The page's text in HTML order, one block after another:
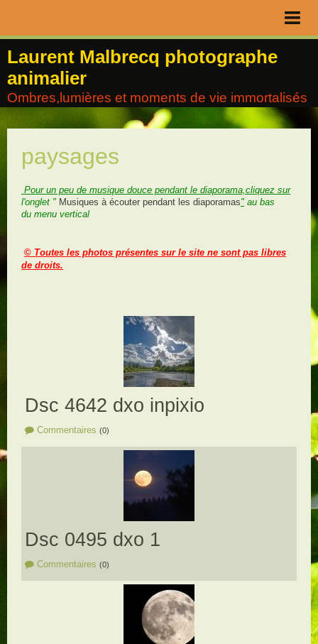
Page d'accueil
Livre d'or
Contact
Album
Agenda
Blog
Laurent Malbrecq photographe
animalier
Ombres,lumières et moments de vie immortalisés
paysages
Pour un peu de musique douce pendant le diaporama,cliquez sur
l'onglet " Musiques à écouter pendant les diaporamas" au bas
du menu vertical
© Toutes les photos présentes sur le site ne sont pas libres
de droits.
Dsc 4642 dxo inpixio
Commentaires (0)
Dsc 0495 dxo 1
Commentaires (0)